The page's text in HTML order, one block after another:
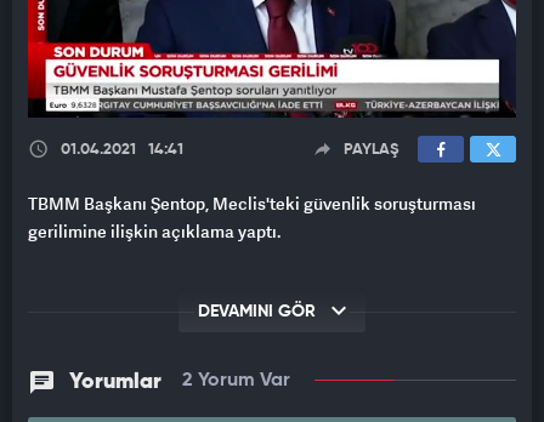
01.04.2021 14:41 PAYLAŞ
TBMM Başkanı Şentop, Meclis'teki güvenlik soruşturması
gerilimine ilişkin açıklama yaptı.
DEVAMINI GÖR
Yorumlar 2 Yorum Var